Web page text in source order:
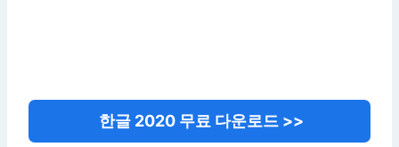
한글 2020 무료 다운로드 >>